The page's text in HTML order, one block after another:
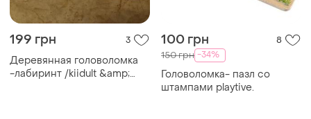
199 грн 3
Деревянная головоломка
-лабиринт /kiidult &amp;
100 грн 8
150 грн -34%
Головоломка- пазл со
штампами playtive.